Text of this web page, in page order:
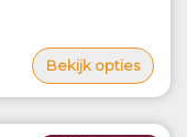
Bekijk opties